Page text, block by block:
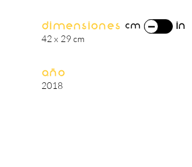
Dimensiones
42 x 29 cm
cm in
Año
2018